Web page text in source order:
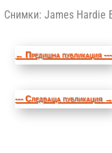
Снимки: James Hardie
←Предишна публикация ---
--- Следваща публикация →